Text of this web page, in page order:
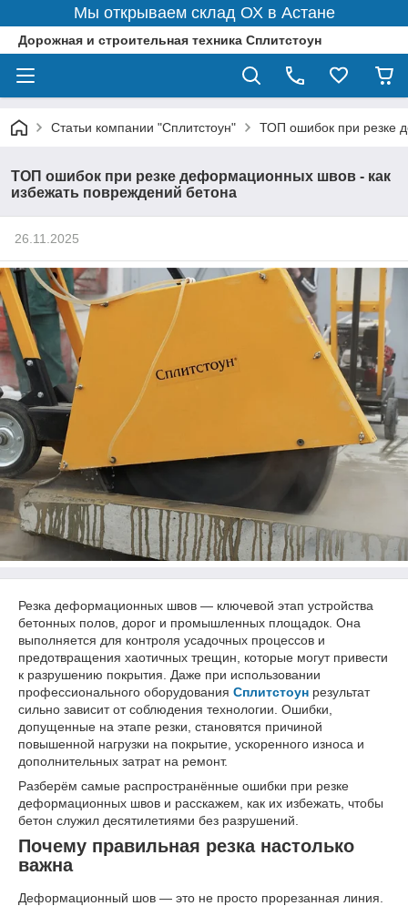
Мы открываем склад ОХ в Астане
Дорожная и строительная техника Сплитстоун
Статьи компании "Сплитстоун" ТОП ошибок при резке
ТОП ошибок при резке деформационных швов - как
избежать повреждений бетона
26.11.2025
Резка деформационных швов — ключевой этап устройства
бетонных полов, дорог и промышленных площадок. Она
выполняется для контроля усадочных процессов и
предотвращения хаотичных трещин, которые могут привести
к разрушению покрытия. Даже при использовании
профессионального оборудования Сплитстоун результат
сильно зависит от соблюдения технологии. Ошибки,
допущенные на этапе резки, становятся причиной
повышенной нагрузки на покрытие, ускоренного износа и
дополнительных затрат на ремонт.
Разберём самые распространённые ошибки при резке
деформационных швов и расскажем, как их избежать, чтобы
бетон служил десятилетиями без разрушений.
Почему правильная резка настолько
важна
Деформационный шов — это не просто прорезанная линия.